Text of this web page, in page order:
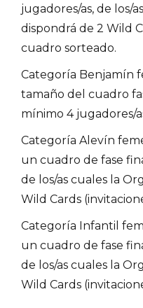
jugadores/as, de los/
dispondrá de 2 Wild
cuadro sorteado.
Categoría Benjamín
tamaño del cuadro
mínimo 4 jugadores/
Categoría Alevín
un cuadro de fase
de los/as cuales la
Wild Cards
Categoría Infantil
un cuadro de fase
de los/as cuales la
Wild Cards